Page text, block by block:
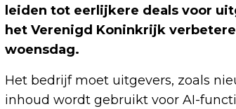
leiden tot eerlijkere deals voor
het Verenigd Koninkrijk
woensdag.
Het bedrijf moet uitgevers, zoals
inhoud wordt gebruikt voor AI-